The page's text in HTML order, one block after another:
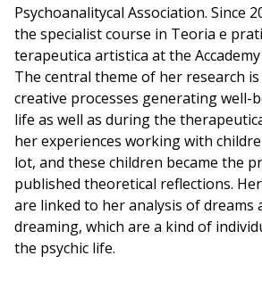
Psychoanalitycal Association. Since
the specialist course in Teoria e
terapeutica artistica at the
The central theme of her research
creative processes generating well-
life as well as during the
her experiences working with
lot, and these children became the
published theoretical reflections.
are linked to her analysis of dreams
dreaming, which are a kind of
the psychic life.